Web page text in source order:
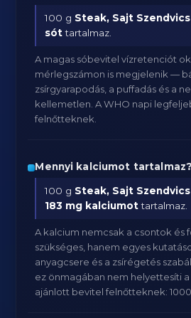
100 g Steak, Sajt
sóttartalmaz.
A magas sóbevitel vízretenciót
mérlegszámon is megjelenik —
zsírgyarapodás, a puffadás és a
kellemetlen. A WHO napi
felnőtteknek.
Mennyi kalciumot tartalmaz?
100 g Steak, Sajt
183 mg kalciumottartalmaz.
A kalcium nemcsak a csontok és
szükséges, hanem egyes
anyagcsere és a zsírégetés
ez önmagában nem helyettesíti
ajánlott bevitel felnőtteknek: 1000